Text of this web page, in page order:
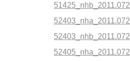
51425_nhb_2011.072
52403_nha_2011.072
52403_nhb_2011.072
52405_nha_2011.072